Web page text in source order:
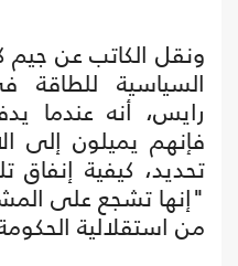
ونقل الكاتب عن جيم
السياسية للطاقة
رايس، أنه عندما
فإنهم يميلون إلى
تحديد، كيفية إنفاق
"إنها تشجع على
من استقلالية